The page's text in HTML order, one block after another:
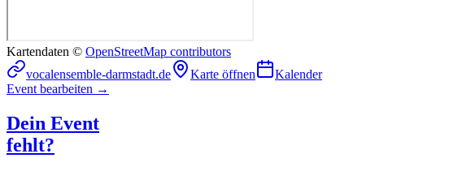
Kartendaten © OpenStreetMap contributors
vocalensemble-darmstadt.de
Karte öffnen
Kalender
Event bearbeiten →
Dein Event
fehlt?